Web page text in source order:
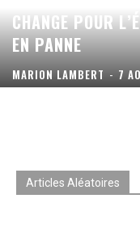
CHANGE POUR
EN PANNE
MARION LAMBERT - 7
Articles Aléatoires